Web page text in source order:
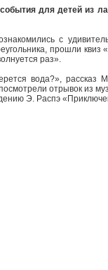
для детей из
с
прошли квиз
раз».
вода?», рассказ
отрывок из
Э. Распэ